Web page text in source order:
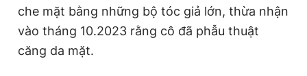
che mặt bằng những bộ tóc giả lớn, thừa nhận
vào tháng 10.2023 rằng cô đã phẫu thuật
căng da mặt.